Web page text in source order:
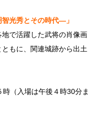
光秀とその時代―」
で活躍した武将の肖像画
もに、関連城跡から出土
（入場は午後４時30分ま